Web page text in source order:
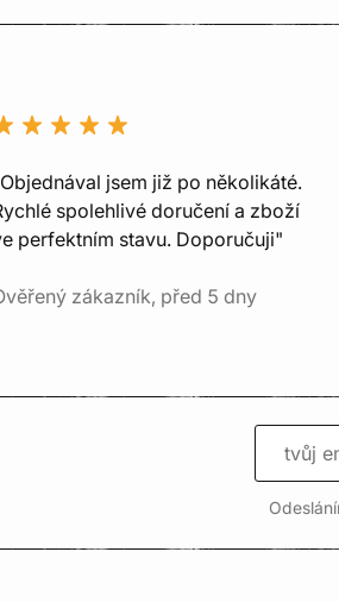
jsem již po několikáté.
spolehlivé doručení a zboží
perfektním stavu. Doporučuji"
zákazník, před 5 dny